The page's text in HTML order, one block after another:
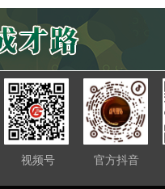
视频号 官方抖音